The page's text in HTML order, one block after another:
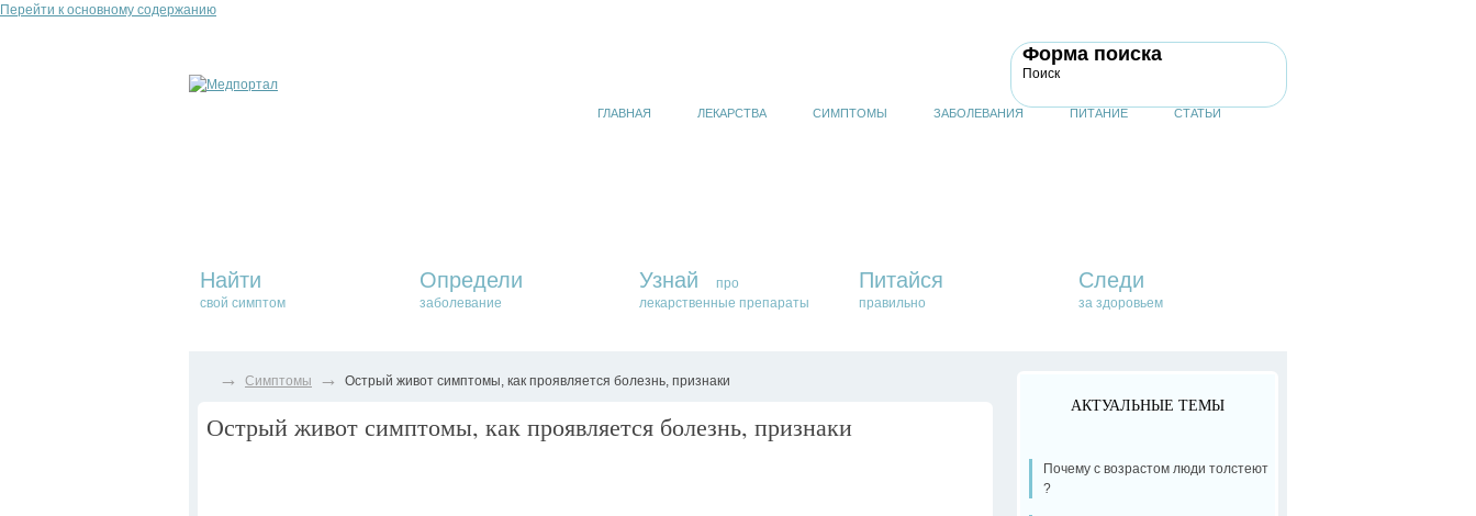
Перейти к основному содержанию
Форма поиска
Поиск
ГЛАВНАЯ ЛЕКАРСТВА СИМПТОМЫ ЗАБОЛЕВАНИЯ ПИТАНИЕ СТАТЬИ
Найти
свой симптом
Определи
заболевание
Узнай
про
лекарственные препараты
Питайся
правильно
Следи
за здоровьем
→ Симптомы → Острый живот симптомы, как проявляется болезнь, признаки
Острый живот симптомы, как проявляется болезнь, признаки
АКТУАЛЬНЫЕ ТЕМЫ
Почему с возрастом люди толстеют
?